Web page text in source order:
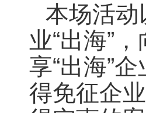
本场活动
业“出海”
享“出海”
得免征企